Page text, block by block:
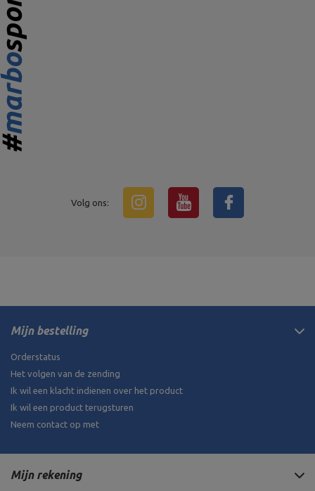
Volg ons:
Mijn bestelling
Orderstatus
Het volgen van de zending
Ik wil een klacht indienen over het product
Ik wil een product terugsturen
Neem contact op met
Mijn rekening